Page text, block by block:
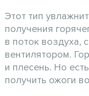
Этот тип
получения
в поток воздуха,
вентилятором.
и плесень. Но
получить ожоги